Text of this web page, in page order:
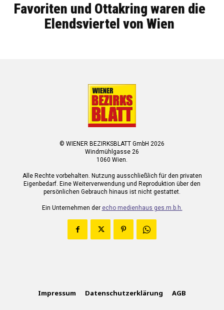
Favoriten und Ottakring waren die
Elendsviertel von Wien
© WIENER BEZIRKSBLATT GmbH 2026
Windmühlgasse 26
1060 Wien.
Alle Rechte vorbehalten. Nutzung ausschließlich für den privaten
Eigenbedarf. Eine Weiterverwendung und Reproduktion über den
persönlichen Gebrauch hinaus ist nicht gestattet.
Ein Unternehmen der echo medienhaus ges.m.b.h.
Impressum Datenschutzerklärung AGB